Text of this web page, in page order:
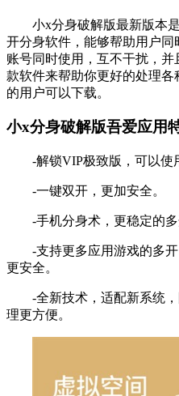
小x分身破解版最新版本是
开分身软件，能够帮助用户
账号同时使用，互不干扰，
款软件来帮助你更好的处理
的用户可以下载。
小x分身破解版吾爱应用
-解锁VIP极致版，可以使
-一键双开，更加安全。
-手机分身术，更稳定的多
-支持更多应用游戏的多开
更安全。
-全新技术，适配新系统，
理更方便。